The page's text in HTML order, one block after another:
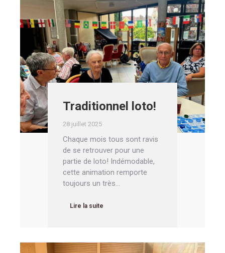
Traditionnel loto!
28 juillet 2025
Chaque mois tous sont ravis
de se retrouver pour une
partie de loto! Indémodable,
cette animation remporte
toujours un très…
Lire la suite